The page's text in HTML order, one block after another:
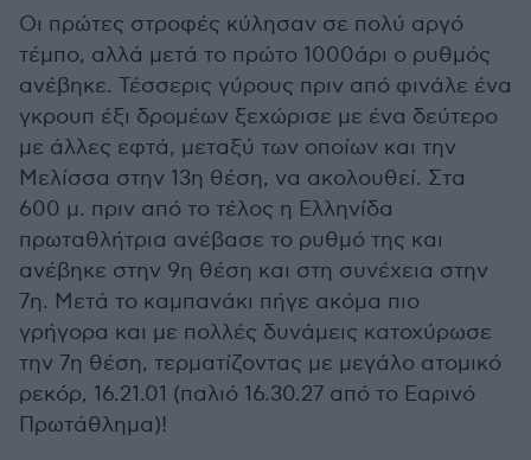
Οι πρώτες στροφές κύλησαν σε πολύ αργό
τέμπο, αλλά μετά το πρώτο 1000άρι ο ρυθμός
ανέβηκε. Τέσσερις γύρους πριν από φινάλε ένα
γκρουπ έξι δρομέων ξεχώρισε με ένα δεύτερο
με άλλες εφτά, μεταξύ των οποίων και την
Μελίσσα στην 13η θέση, να ακολουθεί. Στα
600 μ. πριν από το τέλος η Ελληνίδα
πρωταθλήτρια ανέβασε το ρυθμό της και
ανέβηκε στην 9η θέση και στη συνέχεια στην
7η. Μετά το καμπανάκι πήγε ακόμα πιο
γρήγορα και με πολλές δυνάμεις κατοχύρωσε
την 7η θέση, τερματίζοντας με μεγάλο ατομικό
ρεκόρ, 16.21.01 (παλιό 16.30.27 από το Εαρινό
Πρωτάθλημα)!